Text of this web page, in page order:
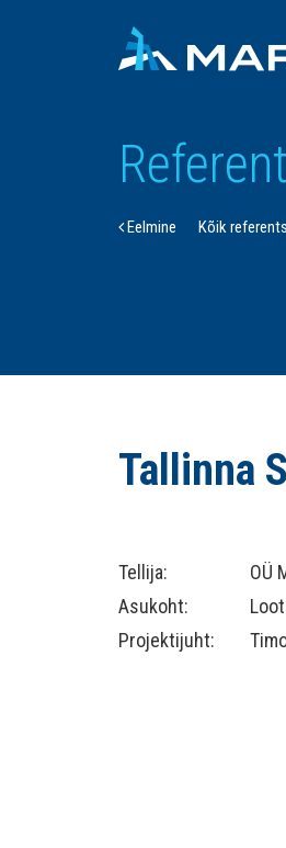
Eelmine Kõik
Tallinna
Tellija:
OÜ
Asukoht:
Projektijuht: